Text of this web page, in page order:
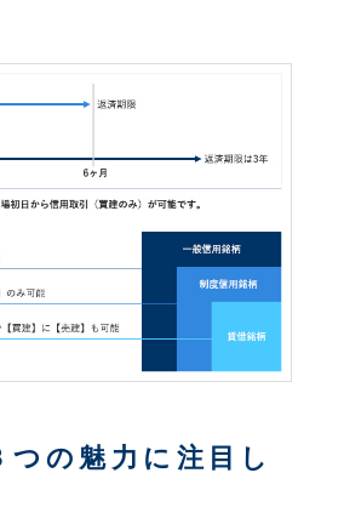
つの魅力に注目し